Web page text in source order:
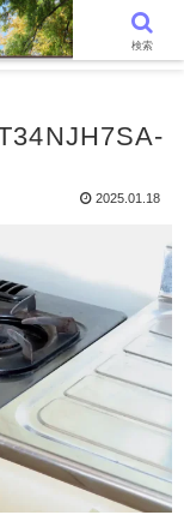
気ままに心字池、憩い
Poem Trunk〜
2025.01.18
検索